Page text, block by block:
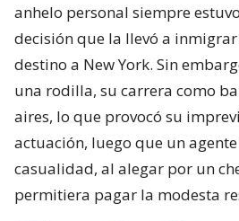
anhelo personal siempre
decisión que la llevó a
destino a New York. Sin
una rodilla, su carrera como
aires, lo que provocó su
actuación, luego que un
casualidad, al alegar por un
permitiera pagar la modesta